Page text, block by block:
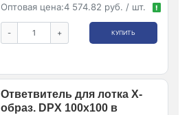
Оптовая цена:4 574.82 руб. / шт. !
- + КУПИТЬ
Ответвитель для лотка Х-
образ. DPX 100х100 в